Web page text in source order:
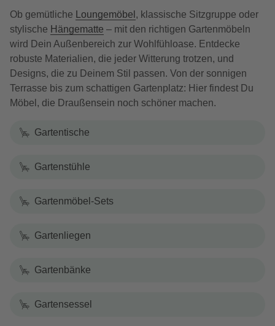
Ob gemütliche Loungemöbel , klassische Sitzgruppe oder
stylische Hängematte – mit den richtigen Gartenmöbeln
wird Dein Außenbereich zur Wohlfühloase. Entdecke
robuste Materialien, die jeder Witterung trotzen, und
Designs, die zu Deinem Stil passen. Von der sonnigen
Terrasse bis zum schattigen Gartenplatz: Hier findest Du
Möbel, die Draußensein noch schöner machen.
Gartentische
Gartenstühle
Gartenmöbel-Sets
Gartenliegen
Gartenbänke
Gartensessel